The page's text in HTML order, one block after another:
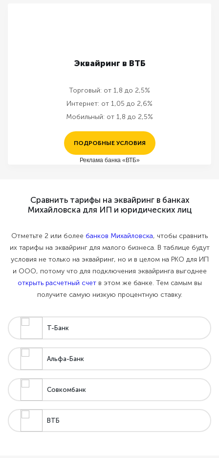
Эквайринг в ВТБ
Торговый: от 1,8 до 2,5%
Интернет: от 1,05 до 2,6%
Мобильный: от 1,8 до 2,5%
ПОДРОБНЫЕ УСЛОВИЯ
Реклама банка «ВТБ»
Сравнить тарифы на эквайринг в банках
Михайловска для ИП и юридических лиц
Отметьте 2 или более банков Михайловска, чтобы сравнить
их тарифы на эквайринг для малого бизнеса. В таблице будут
условия не только на эквайринг, но и в целом на РКО для ИП
и ООО, потому что для подключения эквайринга выгоднее
открыть расчетный счетв этом же банке. Тем самым вы
получите самую низкую процентную ставку.
Т-Банк
Альфа-Банк
Совкомбанк
ВТБ